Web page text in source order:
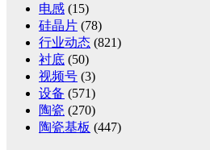
电感 (15)
硅晶片 (78)
行业动态 (821)
衬底 (50)
视频号 (3)
设备 (571)
陶瓷 (270)
陶瓷基板 (447)